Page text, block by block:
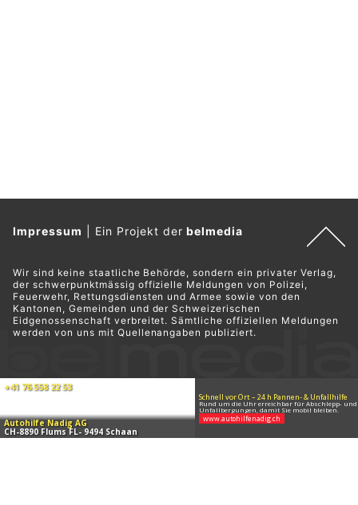
Impressum Ein Projekt derbelmedia
Wir sind keine staatliche Behörde, sondern ein privater Verlag,
der schwerpunktmässig offizielle Meldungen von Polizei,
Feuerwehr, Rettungsdiensten und Armee sowie von den
Kantonen, Gemeinden und der Schweizerischen
Eidgenossenschaft verbreitet. Sämtliche offiziellen Meldungen
werden von uns mit Quellenangaben publiziert.